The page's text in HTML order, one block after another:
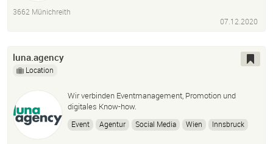
3662 Münichreith
07.12.2020
luna.agency
Location
Wir verbinden Eventmanagement, Promotion und
digitales Know-how.
Event Agentur Social Media Wien
Innsbruck